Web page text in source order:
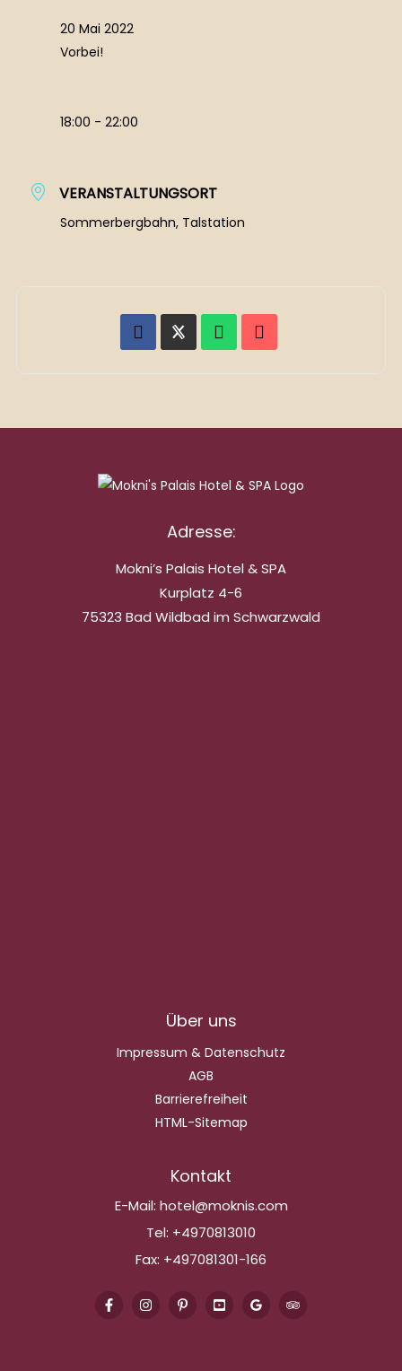
20 Mai 2022
Vorbei!
18:00 - 22:00
VERANSTALTUNGSORT
Sommerbergbahn, Talstation
Adresse:
Mokni’s Palais Hotel & SPA
Kurplatz 4-6
75323 Bad Wildbad im Schwarzwald
Über uns
Impressum & Datenschutz
AGB
Barrierefreiheit
HTML-Sitemap
Kontakt
E-Mail: hotel@moknis.com
Tel: +4970813010
Fax: +497081301-166